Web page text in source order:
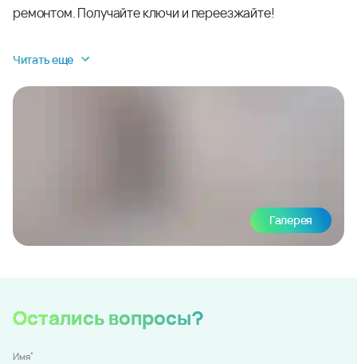
ремонтом. Получайте ключи и переезжайте!
Читать еще
Галерея
Остались вопросы?
Имя*